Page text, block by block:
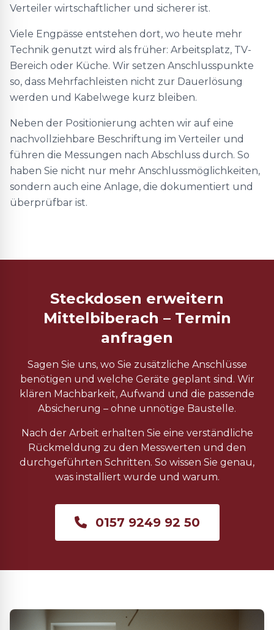
Verteiler wirtschaftlicher und sicherer ist.
Viele Engpässe entstehen dort, wo heute mehr
Technik genutzt wird als früher: Arbeitsplatz, TV-
Bereich oder Küche. Wir setzen Anschlusspunkte
so, dass Mehrfachleisten nicht zur Dauerlösung
werden und Kabelwege kurz bleiben.
Neben der Positionierung achten wir auf eine
nachvollziehbare Beschriftung im Verteiler und
führen die Messungen nach Abschluss durch. So
haben Sie nicht nur mehr Anschlussmöglichkeiten,
sondern auch eine Anlage, die dokumentiert und
überprüfbar ist.
Steckdosen erweitern
Mittelbiberach – Termin
anfragen
Sagen Sie uns, wo Sie zusätzliche Anschlüsse
benötigen und welche Geräte geplant sind. Wir
klären Machbarkeit, Aufwand und die passende
Absicherung – ohne unnötige Baustelle.
Nach der Arbeit erhalten Sie eine verständliche
Rückmeldung zu den Messwerten und den
durchgeführten Schritten. So wissen Sie genau,
was installiert wurde und warum.
0157 9249 92 50